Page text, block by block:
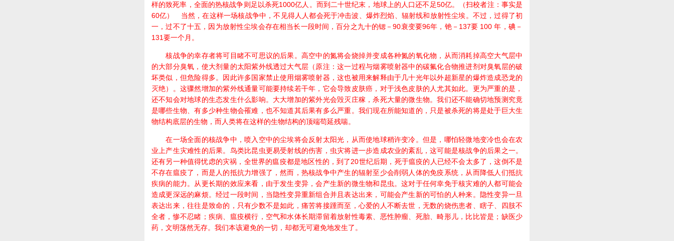
样的致死率，全面的热核战争则足以杀死1000亿人。而到二十世纪末，地球上的人口还不足50亿。（扫校者注：事实是
60亿） 当然，在这样一场核战争中，不见得人人都会死于冲击波、爆炸烈焰、辐射线和放射性尘埃。不过，过得了初
一，过不了十五，因为放射性尘埃会存在相当长一段时间，百分之九十的锶－90衰变要96年，铯－137要 100 年，碘－
131要一个月。
核战争的幸存者将可目睹不可思议的后果。高空中的氮将会烧掉并变成各种氮的氧化物，从而消耗掉高空大气层中
的大部分臭氧，使大剂量的太阳紫外线透过大气层（原注：这一过程与烟雾喷射器中的碳氟化合物推进剂对臭氧层的破
坏类似，但危险得多。因此许多国家禁止使用烟雾喷射器，这也被用来解释由于几十光年以外超新星的爆炸造成恐龙的
灭绝）。这骤然增加的紫外线通量可能要持续若干年，它会导致皮肤癌，对于浅色皮肤的人尤其如此。更为严重的是，
还不知会对地球的生态发生什么影响。大大增加的紫外光会毁灭庄稼，杀死大量的微生物。我们还不能确切地预测究竟
是哪些生物、有多少种生物会罹难，也不知道其后果有多么严重。我们现在所能知道的，只是被杀死的将是处于巨大生
物结构底层的生物，而人类将在这样的生物结构的顶端苟延残喘。
在一场全面的核战争中，喷入空中的尘埃将会反射太阳光，从而使地球稍许变冷。但是，哪怕轻微地变冷也会在农
业上产生灾难性的后果。鸟类比昆虫更易受射线的伤害，虫灾将进一步造成农业的紊乱，这可能是核战争的后果之一。
还有另一种值得忧虑的灾祸，全世界的瘟疫都是地区性的，到了20世纪后期，死于瘟疫的人已经不会太多了，这倒不是
不存在瘟疫了，而是人的抵抗力增强了，然而，热核战争中产生的辐射至少会削弱人体的免疫系统，从而降低人们抵抗
疾病的能力。从更长期的效应来看，由于发生变异，会产生新的微生物和昆虫。这对于任何幸免于核灾难的人都可能会
造成更深远的麻烦。经过一段时间，当隐性变异重新组合并且表达出来，可能会产生新的可怕的人种来。隐性变异一旦
表达出来，往往是致命的，只有少数不是如此，痛苦将接踵而至，心爱的人不断去世，无数的烧伤患者、瞎子、四肢不
全者，惨不忍睹；疾病、瘟疫横行，空气和水体长期滞留着放射性毒素、恶性肿瘤、死胎、畸形儿，比比皆是；缺医少
药，文明荡然无存。我们本该避免的一切，却都无可避免地发生了。